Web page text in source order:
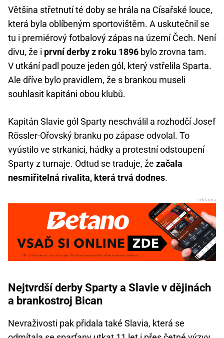
Většina střetnutí té doby se hrála na Císařské louce,
která byla oblíbeným sportovištěm. A uskutečnil se
tu i premiérový fotbalový zápas na území Čech. Není
divu, že i první derby z roku 1896 bylo zrovna tam.
V utkání padl pouze jeden gól, který vstřelila Sparta.
Ale dříve bylo pravidlem, že s brankou museli
souhlasit kapitáni obou klubů.
Kapitán Slavie gól Sparty neschválil a rozhodčí Josef
Rössler-Ořovský branku po zápase odvolal. To
vyústilo ve strkanici, hádky a protestní odstoupení
Sparty z turnaje. Odtud se traduje, že začala
nesmiřitelná rivalita, která trvá dodnes.
Nejtvrdší derby Sparty a Slavie v dějinách
a brankostroj Bican
Nevraživosti pak přidala také Slavia, která se